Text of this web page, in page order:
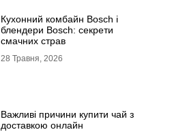
Кухонний комбайн Bosch і
блендери Bosch: секрети
смачних страв
28 Травня, 2026
Важливі причини купити чай з
доставкою онлайн